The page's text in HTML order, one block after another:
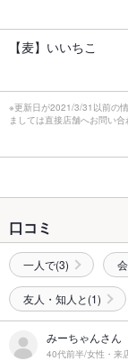
【麦】いいちこ
※更新日が2021/3/31以前の
ましては直接店舗へお問い合
口コミ
一人で(3)
友人・知人と(1)
みーちゃんさん
40代前半/女性・来